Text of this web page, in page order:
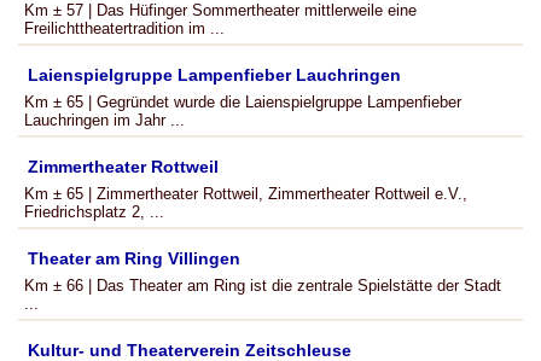
Km ± 57 | Das Hüfinger Sommertheater mittlerweile eine
Freilichttheatertradition im ...
Laienspielgruppe Lampenfieber Lauchringen
Km ± 65 | Gegründet wurde die Laienspielgruppe Lampenfieber
Lauchringen im Jahr ...
Zimmertheater Rottweil
Km ± 65 | Zimmertheater Rottweil, Zimmertheater Rottweil e.V.,
Friedrichsplatz 2, ...
Theater am Ring Villingen
Km ± 66 | Das Theater am Ring ist die zentrale Spielstätte der Stadt
...
Kultur- und Theaterverein Zeitschleuse